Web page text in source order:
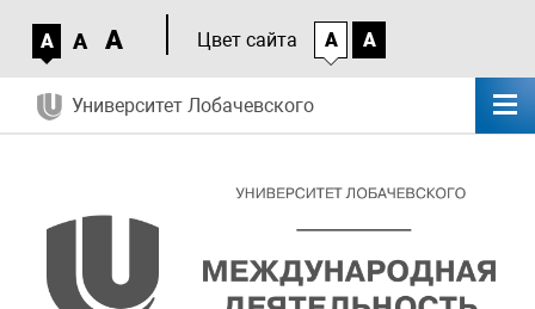
A A A Цвет сайта A A
Университет Лобачевского